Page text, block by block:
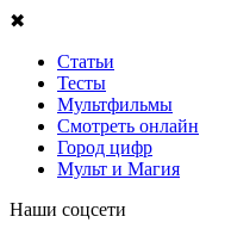
✖
Статьи
Тесты
Мультфильмы
Смотреть онлайн
Город цифр
Мульт и Магия
Наши соцсети